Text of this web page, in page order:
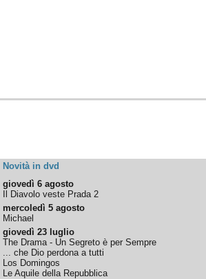
Novità in dvd
giovedì 6 agosto
Il Diavolo veste Prada 2
mercoledì 5 agosto
Michael
giovedì 23 luglio
The Drama - Un Segreto è per Sempre
... che Dio perdona a tutti
Los Domingos
Le Aquile della Repubblica